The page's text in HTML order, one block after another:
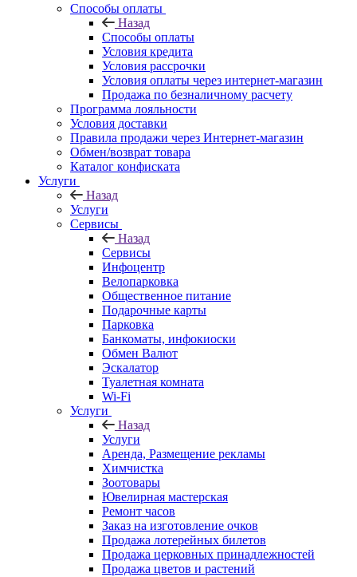
Способы оплаты
Назад
Способы оплаты
Условия кредита
Условия рассрочки
Условия оплаты через интернет-магазин
Продажа по безналичному расчету
Программа лояльности
Условия доставки
Правила продажи через Интернет-магазин
Обмен/возврат товара
Каталог конфиската
Услуги
Назад
Услуги
Сервисы
Назад
Сервисы
Инфоцентр
Велопарковка
Общественное питание
Подарочные карты
Парковка
Банкоматы, инфокиоски
Обмен Валют
Эскалатор
Туалетная комната
Wi-Fi
Услуги
Назад
Услуги
Аренда, Размещение рекламы
Химчистка
Зоотовары
Ювелирная мастерская
Ремонт часов
Заказ на изготовление очков
Продажа лотерейных билетов
Продажа церковных принадлежностей
Продажа цветов и растений